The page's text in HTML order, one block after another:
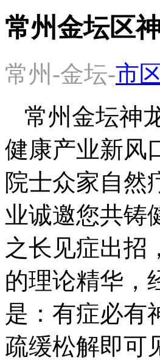
常州金坛区
常州-金坛-市
常州金坛神
健康产业新风
院士众家自然
业诚邀您共铸
之长见症出招
的理论精华，
是：有症必有
疏缓松解即可